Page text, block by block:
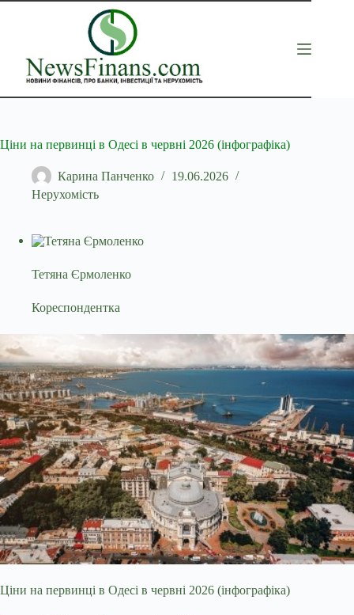
Перейти
Ціни на первинці в Одесі в червні 2026 (інфографіка)
Карина Панченко
19.06.2026
Нерухомість
Тетяна Єрмоленко
Кореспондентка
Ціни на первинці в Одесі в червні 2026 (інфографіка)